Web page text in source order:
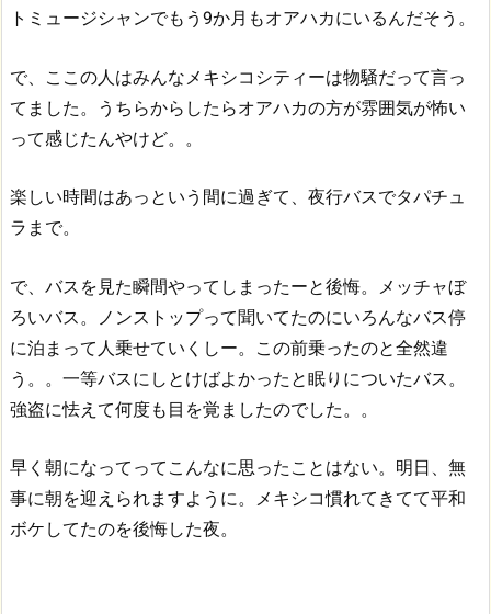
トミュージシャンでもう9か月もオアハカにいるんだそう。
で、ここの人はみんなメキシコシティーは物騒だって言っ
てました。うちらからしたらオアハカの方が雰囲気が怖い
って感じたんやけど。。
楽しい時間はあっという間に過ぎて、夜行バスでタパチュ
ラまで。
で、バスを見た瞬間やってしまったーと後悔。メッチャぼ
ろいバス。ノンストップって聞いてたのにいろんなバス停
に泊まって人乗せていくしー。この前乗ったのと全然違
う。。一等バスにしとけばよかったと眠りについたバス。
強盗に怯えて何度も目を覚ましたのでした。。
早く朝になってってこんなに思ったことはない。明日、無
事に朝を迎えられますように。メキシコ慣れてきてて平和
ボケしてたのを後悔した夜。